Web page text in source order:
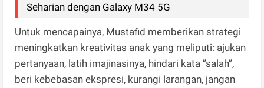
Seharian dengan Galaxy M34 5G
Untuk mencapainya, Mustafid memberikan strategi
meningkatkan kreativitas anak yang meliputi: ajukan
pertanyaan, latih imajinasinya, hindari kata ”salah”,
beri kebebasan ekspresi, kurangi larangan, jangan